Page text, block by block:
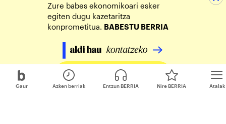
Gaur Atalak
Azken berriak Entzun BERRIA Nire BERRIA
Zure babes ekonomikoari esker
egiten dugu kazetaritza
konprometitua. BABESTU BERRIA
Egin zure ekarpena